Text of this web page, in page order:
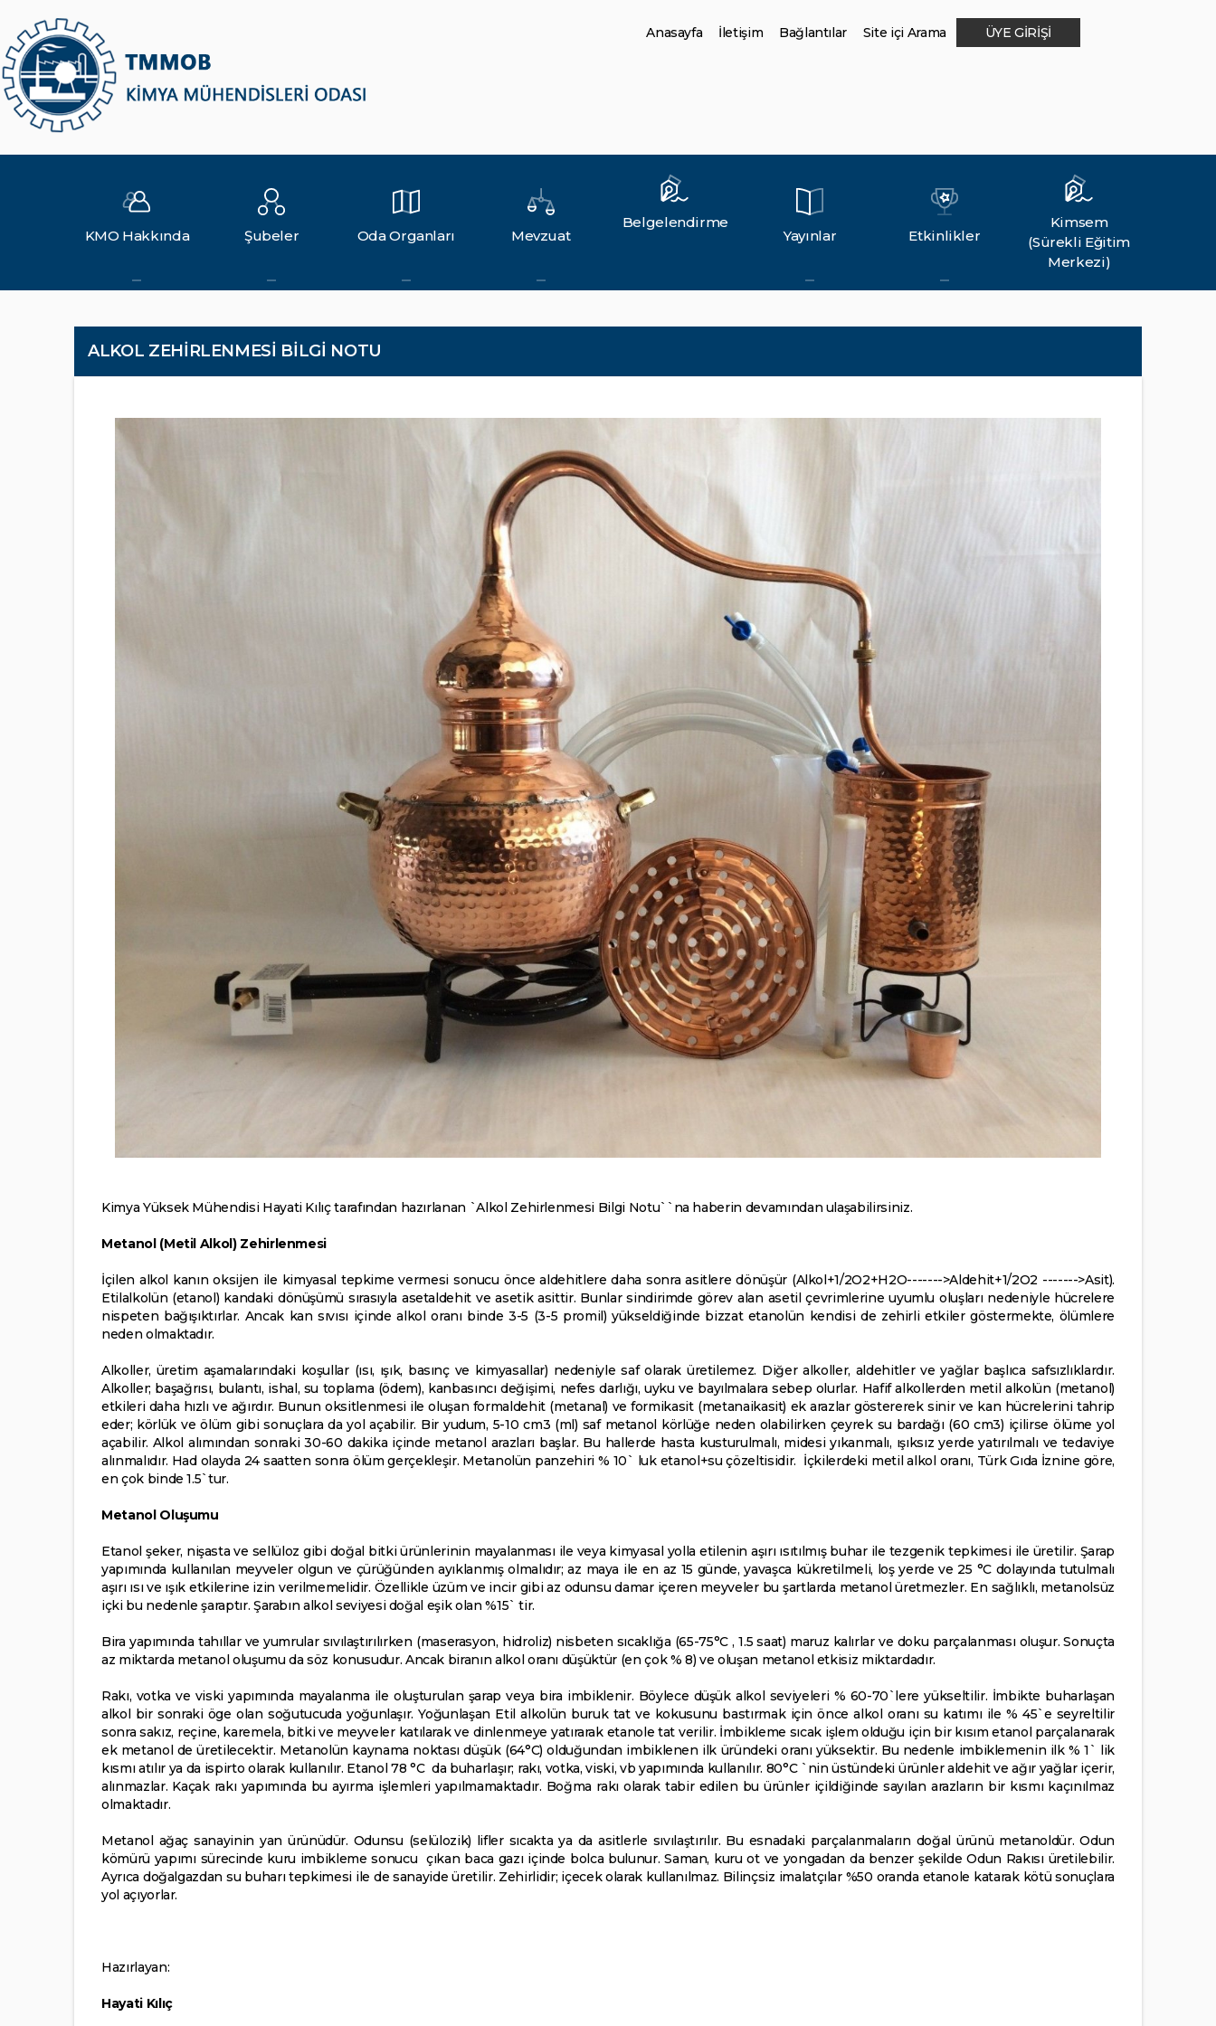
Anasayfa İletişim Bağlantılar Site içi Arama ÜYE GİRİŞİ
KMO Hakkında Şubeler Oda Organları Mevzuat
Belgelendirme
Yayınlar Etkinlikler
Kimsem
(Sürekli Eğitim
Merkezi)
ALKOL ZEHİRLENMESİ BİLGİ NOTU
Kimya Yüksek Mühendisi Hayati Kılıç tarafından hazırlanan `Alkol Zehirlenmesi Bilgi Notu``na haberin devamından ulaşabilirsiniz.
Metanol (Metil Alkol) Zehirlenmesi
İçilen alkol kanın oksijen ile kimyasal tepkime vermesi sonucu önce aldehitlere daha sonra asitlere dönüşür (Alkol+1/2O2+H2O------->Aldehit+1/2O2 ------->Asit).
Etilalkolün (etanol) kandaki dönüşümü sırasıyla asetaldehit ve asetik asittir. Bunlar sindirimde görev alan asetil çevrimlerine uyumlu oluşları nedeniyle hücrelere
nispeten bağışıktırlar. Ancak kan sıvısı içinde alkol oranı binde 3-5 (3-5 promil) yükseldiğinde bizzat etanolün kendisi de zehirli etkiler göstermekte, ölümlere
neden olmaktadır.
Alkoller, üretim aşamalarındaki koşullar (ısı, ışık, basınç ve kimyasallar) nedeniyle saf olarak üretilemez. Diğer alkoller, aldehitler ve yağlar başlıca safsızlıklardır.
Alkoller; başağrısı, bulantı, ishal, su toplama (ödem), kanbasıncı değişimi, nefes darlığı, uyku ve bayılmalara sebep olurlar. Hafif alkollerden metil alkolün (metanol)
etkileri daha hızlı ve ağırdır. Bunun oksitlenmesi ile oluşan formaldehit (metanal) ve formikasit (metanaikasit) ek arazlar göstererek sinir ve kan hücrelerini tahrip
eder; körlük ve ölüm gibi sonuçlara da yol açabilir. Bir yudum, 5-10 cm3 (ml) saf metanol körlüğe neden olabilirken çeyrek su bardağı (60 cm3) içilirse ölüme yol
açabilir. Alkol alımından sonraki 30-60 dakika içinde metanol arazları başlar. Bu hallerde hasta kusturulmalı, midesi yıkanmalı, ışıksız yerde yatırılmalı ve tedaviye
alınmalıdır. Had olayda 24 saatten sonra ölüm gerçekleşir. Metanolün panzehiri % 10` luk etanol+su çözeltisidir. İçkilerdeki metil alkol oranı, Türk Gıda İznine göre,
en çok binde 1.5`tur.
Metanol Oluşumu
Etanol şeker, nişasta ve sellüloz gibi doğal bitki ürünlerinin mayalanması ile veya kimyasal yolla etilenin aşırı ısıtılmış buhar ile tezgenik tepkimesi ile üretilir. Şarap
yapımında kullanılan meyveler olgun ve çürüğünden ayıklanmış olmalıdır; az maya ile en az 15 günde, yavaşca kükretilmeli, loş yerde ve 25 °C dolayında tutulmalı
aşırı ısı ve ışık etkilerine izin verilmemelidir. Özellikle üzüm ve incir gibi az odunsu damar içeren meyveler bu şartlarda metanol üretmezler. En sağlıklı, metanolsüz
içki bu nedenle şaraptır. Şarabın alkol seviyesi doğal eşik olan %15` tir.
Bira yapımında tahıllar ve yumrular sıvılaştırılırken (maserasyon, hidroliz) nisbeten sıcaklığa (65-75°C , 1.5 saat) maruz kalırlar ve doku parçalanması oluşur. Sonuçta
az miktarda metanol oluşumu da söz konusudur. Ancak biranın alkol oranı düşüktür (en çok % 8) ve oluşan metanol etkisiz miktardadır.
Rakı, votka ve viski yapımında mayalanma ile oluşturulan şarap veya bira imbiklenir. Böylece düşük alkol seviyeleri % 60-70`lere yükseltilir. İmbikte buharlaşan
alkol bir sonraki öge olan soğutucuda yoğunlaşır. Yoğunlaşan Etil alkolün buruk tat ve kokusunu bastırmak için önce alkol oranı su katımı ile % 45`e seyreltilir
sonra sakız, reçine, karemela, bitki ve meyveler katılarak ve dinlenmeye yatırarak etanole tat verilir. İmbikleme sıcak işlem olduğu için bir kısım etanol parçalanarak
ek metanol de üretilecektir. Metanolün kaynama noktası düşük (64°C) olduğundan imbiklenen ilk üründeki oranı yüksektir. Bu nedenle imbiklemenin ilk % 1` lik
kısmı atılır ya da ispirto olarak kullanılır. Etanol 78 °C da buharlaşır; rakı, votka, viski, vb yapımında kullanılır. 80°C `nin üstündeki ürünler aldehit ve ağır yağlar içerir,
alınmazlar. Kaçak rakı yapımında bu ayırma işlemleri yapılmamaktadır. Boğma rakı olarak tabir edilen bu ürünler içildiğinde sayılan arazların bir kısmı kaçınılmaz
olmaktadır.
Metanol ağaç sanayinin yan ürünüdür. Odunsu (selülozik) lifler sıcakta ya da asitlerle sıvılaştırılır. Bu esnadaki parçalanmaların doğal ürünü metanoldür. Odun
kömürü yapımı sürecinde kuru imbikleme sonucu çıkan baca gazı içinde bolca bulunur. Saman, kuru ot ve yongadan da benzer şekilde Odun Rakısı üretilebilir.
Ayrıca doğalgazdan su buharı tepkimesi ile de sanayide üretilir. Zehirlidir; içecek olarak kullanılmaz. Bilinçsiz imalatçılar %50 oranda etanole katarak kötü sonuçlara
yol açıyorlar.
Hazırlayan:
Hayati Kılıç